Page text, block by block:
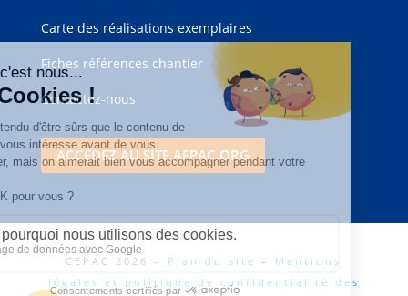
Carte des réalisations exemplaires
Fiches références chantier
Contactez-nous
ACCÉDEZ AU SITE AFPAC.ORG
CEPAC 2026 – Plan du site – Mentions
légales et politique de confidentialité des